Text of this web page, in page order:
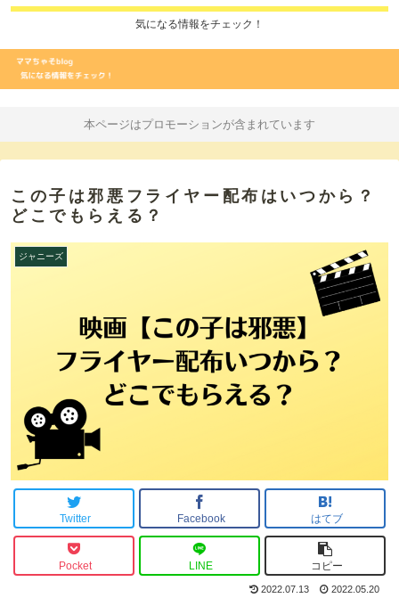
気になる情報をチェック！
本ページはプロモーションが含まれています
この子は邪悪フライヤー配布はいつから？
どこでもらえる？
ジャニーズ
Twitter Facebook はてブ
Pocket LINE コピー
2022.07.13 2022.05.20